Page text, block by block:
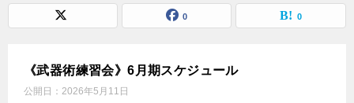
0 0
《武器術練習会》6月期スケジュール
公開日： 2026年5月11日